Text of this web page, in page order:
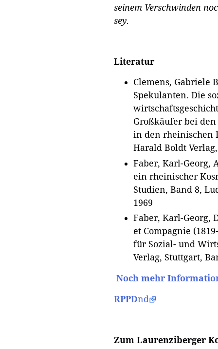
seinem Verschwinden
sey.
Literatur
Clemens, Gabriele
Spekulanten. Die
Großkäufer bei
in den rheinischen
Harald Boldt
Faber, Karl-Georg,
ein rheinischer
Studien, Band 8,
1969
Faber, Karl-Georg,
et Compagnie
für Sozial- und
Verlag, Stuttgart,
Noch mehr
RPPDnd
Zum Laurenziberger